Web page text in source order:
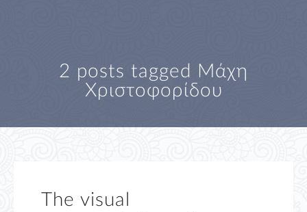
2 posts tagged Μάχη
Χριστοφορίδου
The visual